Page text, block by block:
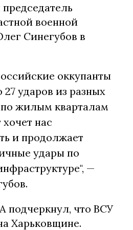
военной
Синегубов в
оккупанты
ударов из разных
жилым кварталам
хочет нас
и продолжает
удары по
—
подчеркнул, что ВСУ
Харьковщине.